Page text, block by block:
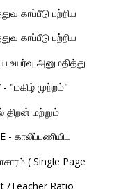
காப்பீடு பற்றிய
காப்பீடு பற்றிய
உயர்வு அனுமதித்து
"மகிழ் முற்றம்"
திறன் மற்றும்
- காலிப்பணியிட
( Single Page
/Teacher Ratio